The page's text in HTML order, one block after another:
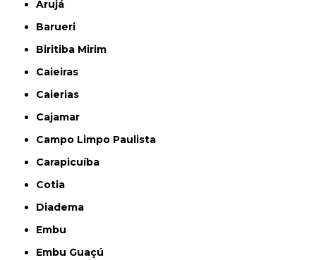
Arujá
Barueri
Biritiba Mirim
Caieiras
Caierias
Cajamar
Campo Limpo Paulista
Carapicuíba
Cotia
Diadema
Embu
Embu Guaçú